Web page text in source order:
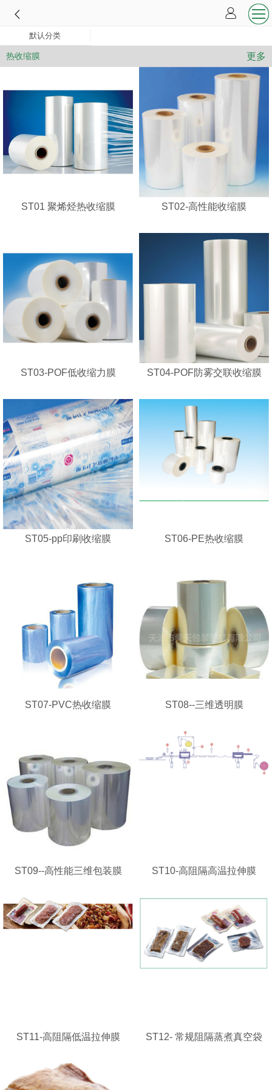
默认分类
热收缩膜 更多
ST01 聚烯烃热收缩膜 ST02-高性能收缩膜
ST03-POF低收缩力膜 ST04-POF防雾交联收缩膜
ST05-pp印刷收缩膜 ST06-PE热收缩膜
ST07-PVC热收缩膜 ST08--三维透明膜
ST09--高性能三维包装膜 ST10-高阻隔高温拉伸膜
ST11-高阻隔低温拉伸膜 ST12- 常规阻隔蒸煮真空袋